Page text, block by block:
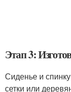
Этап 3:
Сиденье и
сетки или